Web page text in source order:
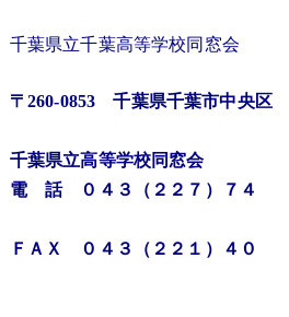
高等学校同窓会
0853 千葉県千葉市中央区
千葉県立高等学校同窓会
電 話 ０４３（２２７）７４
ＦＡＸ ０４３（２２１）４０